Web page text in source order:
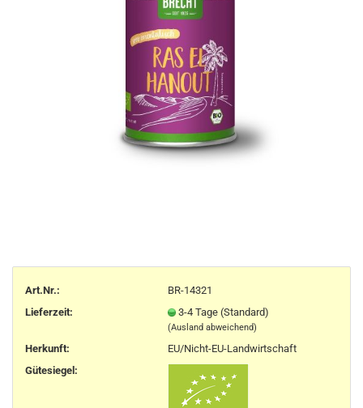
Art.Nr.:
BR-14321
Lieferzeit:
3-4 Tage (Standard)
(Ausland abweichend)
Herkunft:
EU/Nicht-EU-Landwirtschaft
Gütesiegel: